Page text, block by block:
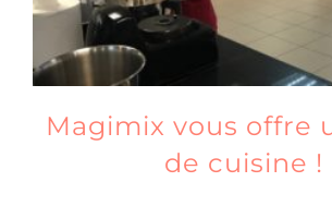
Magimix vous offre
de cuisine !